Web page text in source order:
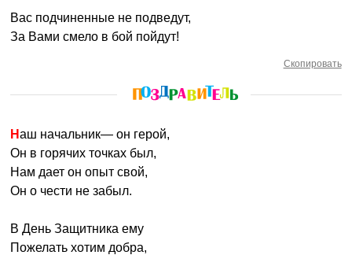
Вас подчиненные не подведут,
За Вами смело в бой пойдут!
Скопировать
Наш начальник— он герой,
Он в горячих точках был,
Нам дает он опыт свой,
Он о чести не забыл.
В День Защитника ему
Пожелать хотим добра,